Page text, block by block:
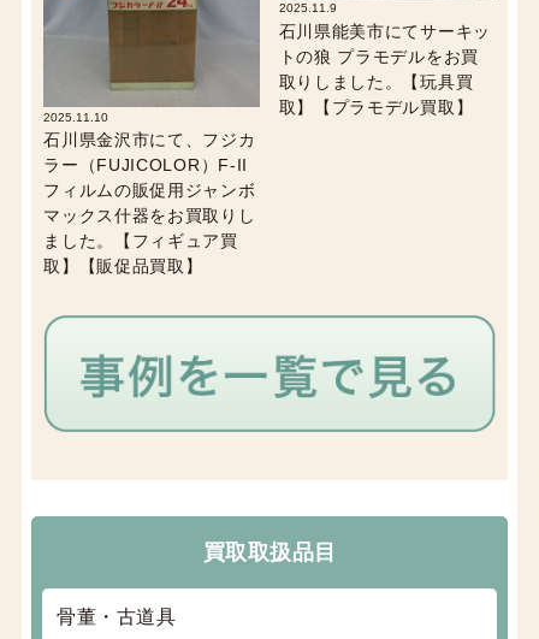
2025.11.10
石川県金沢市にて、フジカ
ラー（FUJICOLOR）F-II
フィルムの販促用ジャンボ
マックス什器をお買取りし
ました。【フィギュア買
取】【販促品買取】
2025.11.9
石川県能美市にてサーキッ
トの狼 プラモデルをお買
取りしました。【玩具買
取】【プラモデル買取】
買取取扱品目
骨董・古道具